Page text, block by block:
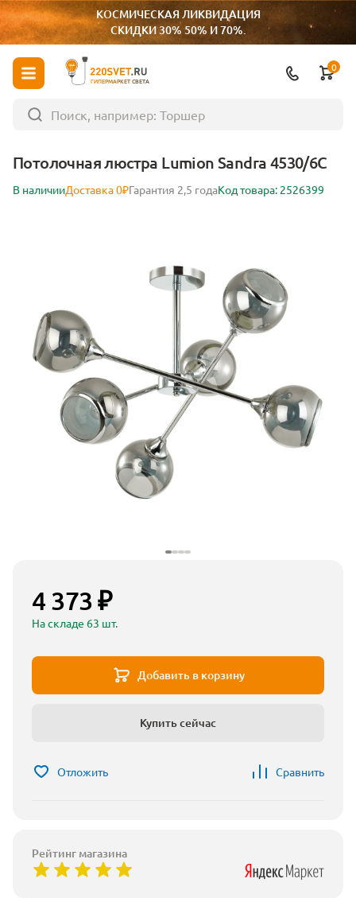
КОСМИЧЕСКАЯ ЛИКВИДАЦИЯ
СКИДКИ 30% 50% И 70%.
ГИПЕРМАРКЕТ СВЕТА
0
Потолочная люстра Lumion Sandra 4530/6C
В наличииДоставка 0₽Гарантия 2,5 годаКод товара: 2526399
4 373 ₽
На складе 63 шт.
Добавить в корзину
Купить сейчас
Отложить Сравнить
Рейтинг магазина